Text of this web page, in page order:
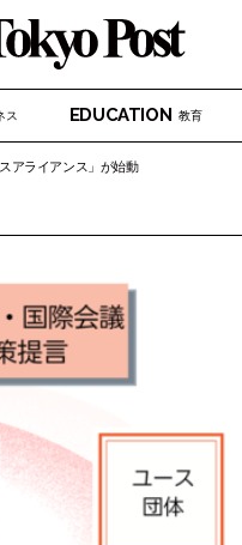
ス EDUCATION 教育
アライアンス」が始動